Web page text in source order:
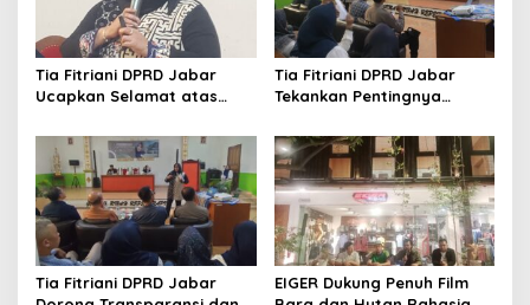
Tia Fitriani DPRD Jabar
Ucapkan Selamat atas
Adem Sutisna sebagai
Ketua IWP Jabar
Tia Fitriani DPRD Jabar
Tekankan Pentingnya
Perkuat Kader NasDem di
Kabupaten Bandung
Tia Fitriani DPRD Jabar
EIGER Dukung Penuh Film